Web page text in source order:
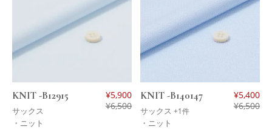
KNIT -B12915
サックス
¥5,900
¥6,500
・ニット
KNIT -B140147
サックス +1件
¥5,400
¥6,500
・ニット